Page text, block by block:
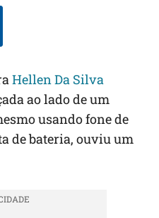
Hellen Da Silva
ao lado de um
usando fone de
de bateria, ouviu um